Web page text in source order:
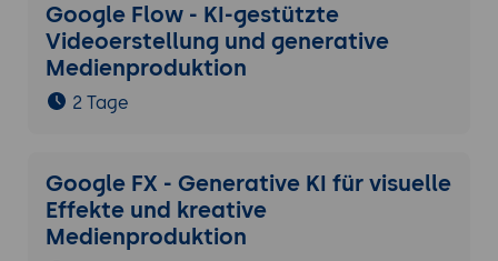
Google Flow - KI-gestützte
Videoerstellung und generative
Medienproduktion
2 Tage
Google FX - Generative KI für visuelle
Effekte und kreative
Medienproduktion